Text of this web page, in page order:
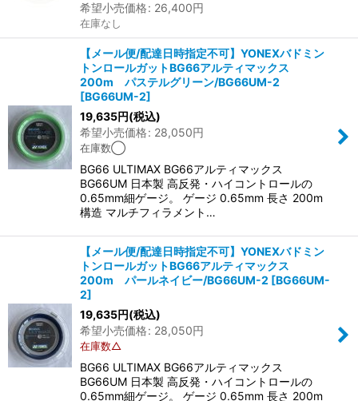
希望小売価格: 26,400円
在庫なし
【メール便/配達日時指定不可】YONEXバドミン
トンロールガットBG66アルティマックス
200m パステルグリーン/BG66UM-2
[BG66UM-2]
19,635円(税込)
希望小売価格: 28,050円
在庫数◯
BG66 ULTIMAX BG66アルティマックス
BG66UM 日本製 高反発・ハイコントロールの
0.65mm細ゲージ。 ゲージ 0.65mm 長さ 200m
構造 マルチフィラメント…
【メール便/配達日時指定不可】YONEXバドミン
トンロールガットBG66アルティマックス
200m パールネイビー/BG66UM-2 [BG66UM-
2]
19,635円(税込)
希望小売価格: 28,050円
在庫数△
BG66 ULTIMAX BG66アルティマックス
BG66UM 日本製 高反発・ハイコントロールの
0.65mm細ゲージ。 ゲージ 0.65mm 長さ 200m